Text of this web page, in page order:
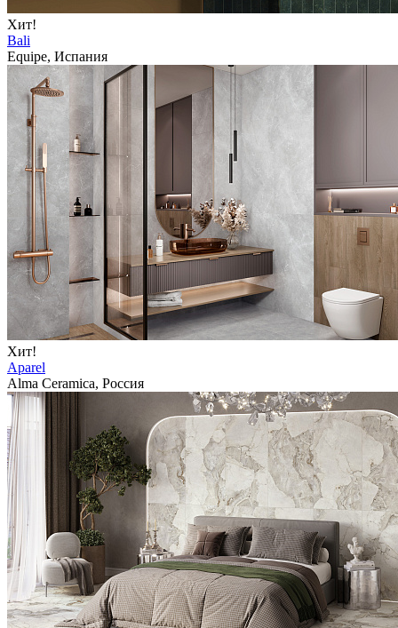
Хит!
Bali
Equipe, Испания
Хит!
Aparel
Alma Ceramica, Россия